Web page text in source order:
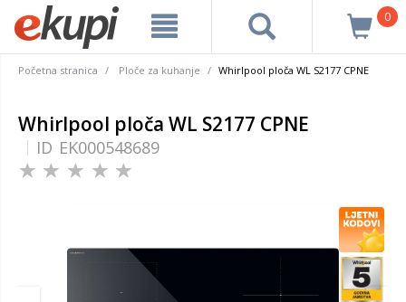
0
Početna stranica Ploče za kuhanje Whirlpool ploča WL S2177 CPNE
Whirlpool ploča WL S2177 CPNE
ID EK000548689